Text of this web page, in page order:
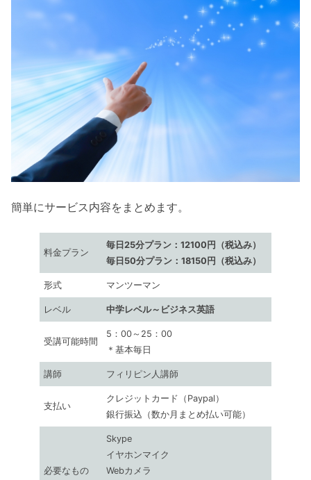
簡単にサービス内容をまとめます。
料金プラン
毎日25分プラン：12100円（税込み）
毎日50分プラン：18150円（税込み）
形式 マンツーマン
レベル 中学レベル～ビジネス英語
受講可能時間
5：00～25：00
＊基本毎日
講師 フィリピン人講師
支払い
クレジットカード（Paypal）
銀行振込（数か月まとめ払い可能）
必要なもの
Skype
イヤホンマイク
Webカメラ